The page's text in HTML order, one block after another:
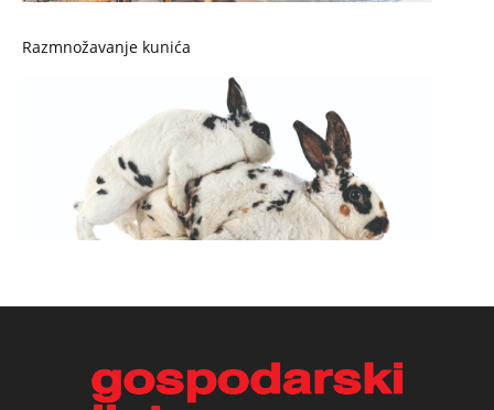
Razmnožavanje kunića